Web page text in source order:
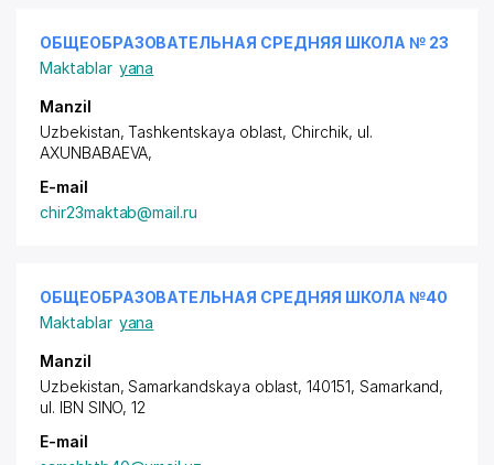
ОБЩЕОБРАЗОВАТЕЛЬНАЯ СРЕДНЯЯ ШКОЛА № 23
Maktablar yana
Manzil
Uzbekistan, Tashkentskaya oblast, Chirchik, ul.
AXUNBABAEVA,
E-mail
chir23maktab@mail.ru
ОБЩЕОБРАЗОВАТЕЛЬНАЯ СРЕДНЯЯ ШКОЛА №40
Maktablar yana
Manzil
Uzbekistan, Samarkandskaya oblast, 140151, Samarkand,
ul. IBN SINO, 12
E-mail